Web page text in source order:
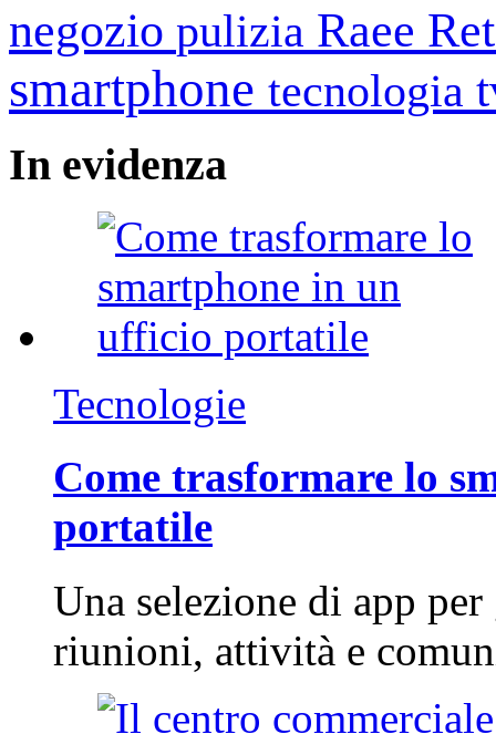
negozio pulizia Raee
smartphone tecnologia
In evidenza
Tecnologie
Come trasformare lo
portatile
Una selezione di app
riunioni, attività e